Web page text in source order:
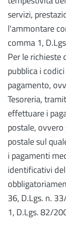
servizi,
l'ammontare
comma 1,
Per le richieste
pubblica i
pagamento,
Tesoreria,
effettuare i
postale,
postale sul
i pagamenti
identificativi
36, D.Lgs. n.
1, D.Lgs. 82/